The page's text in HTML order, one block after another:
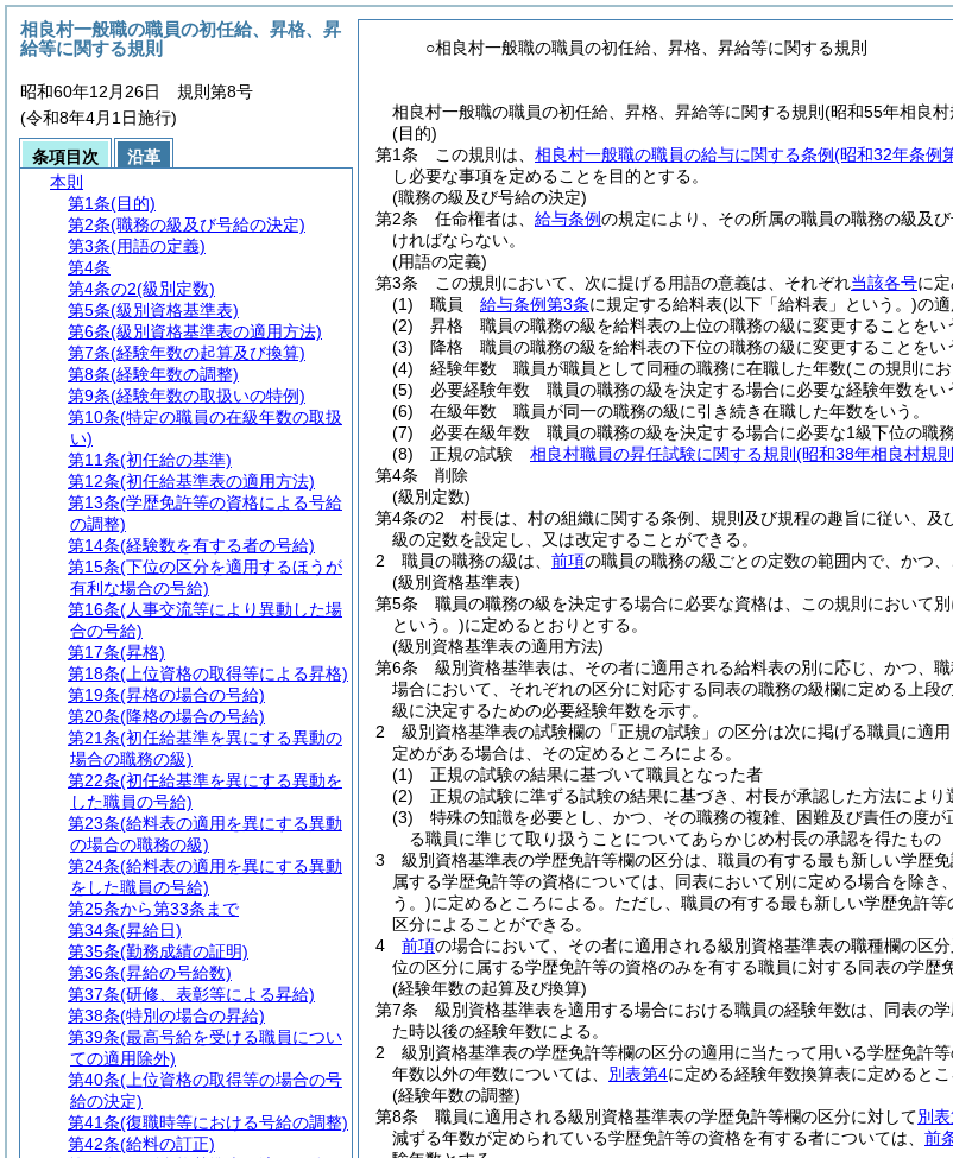
○相良村一般職の職員の初任給、昇格、昇給等に関する規則
相良村一般職の職員の初任給、昇格、昇給等に関する規則(昭和55年相良村
(目的)
第1条
この規則は、 相良村一般職の職員の給与に関する条例(昭和32年条例
し必要な事項を定めることを目的とする。
(職務の級及び号給の決定)
第2条
任命権者は、 給与条例の規定により、その所属の職員の職務の級及
ければならない。
(用語の定義)
第3条
この規則において、次に提げる用語の意義は、それぞれ当該各号に
(1)
職員 給与条例第3条に規定する給料表(以下「給料表」という。)の適
(2)
昇格 職員の職務の級を給料表の上位の職務の級に変更することをい
(3)
降格 職員の職務の級を給料表の下位の職務の級に変更することをい
(4)
経験年数 職員が職員として同種の職務に在職した年数(この規則に
(5)
必要経験年数 職員の職務の級を決定する場合に必要な経験年数をい
(6)
在級年数 職員が同一の職務の級に引き続き在職した年数をいう。
(7)
必要在級年数 職員の職務の級を決定する場合に必要な1級下位の職
(8)
正規の試験 相良村職員の昇任試験に関する規則 (昭和38年相良村規
第4条
削除
(級別定数)
第4条の2
村長は、村の組織に関する条例、規則及び規程の趣旨に従い、及
級の定数を設定し、又は改定することができる。
2
職員の職務の級は、 前項の職員の職務の級ごとの定数の範囲内で、かつ
(級別資格基準表)
第5条
職員の職務の級を決定する場合に必要な資格は、この規則において別
という。)に定めるとおりとする。
(級別資格基準表の適用方法)
第6条
級別資格基準表は、その者に適用される給料表の別に応じ、かつ、
場合において、それぞれの区分に対応する同表の職務の級欄に定める上
級に決定するための必要経験年数を示す。
2
級別資格基準表の試験欄の「正規の試験」の区分は次に掲げる職員に適
定めがある場合は、その定めるところによる。
(1)
正規の試験の結果に基づいて職員となった者
(2)
正規の試験に準ずる試験の結果に基づき、村長が承認した方法によ
(3)
特殊の知識を必要とし、かつ、その職務の複雑、困難及び責任の度
る職員に準じて取り扱うことについてあらかじめ村長の承認を得たもの
3
級別資格基準表の学歴免許等欄の区分は、職員の有する最も新しい学歴
属する学歴免許等の資格については、同表において別に定める場合を除き、
う。)に定めるところによる。 ただし、職員の有する最も新しい学歴免許
区分によることができる。
4
前項の場合において、その者に適用される級別資格基準表の職種欄の区
位の区分に属する学歴免許等の資格のみを有する職員に対する同表の学歴
(経験年数の起算及び換算)
第7条
級別資格基準表を適用する場合における職員の経験年数は、同表の
た時以後の経験年数による。
2
級別資格基準表の学歴免許等欄の区分の適用に当たって用いる学歴免許
年数以外の年数については、 別表第4に定める経験年数換算表に定めると
(経験年数の調整)
第8条
職員に適用される級別資格基準表の学歴免許等欄の区分に対して別
減ずる年数が定められている学歴免許等の資格を有する者については、 前
相良村一般職の職員の初任給、昇格、昇
給等に関する規則
昭和60年12月26日 規則第8号
(令和8年4月1日施行)
条項目次
沿革
本則
第1条(目的)
第2条(職務の級及び号給の決定)
第3条(用語の定義)
第4条
第4条の2(級別定数)
第5条(級別資格基準表)
第6条(級別資格基準表の適用方法)
第7条(経験年数の起算及び換算)
第8条(経験年数の調整)
第9条(経験年数の取扱いの特例)
第10条(特定の職員の在級年数の取扱
い)
第11条(初任給の基準)
第12条(初任給基準表の適用方法)
第13条(学歴免許等の資格による号給
の調整)
第14条(経験数を有する者の号給)
第15条(下位の区分を適用するほうが
有利な場合の号給)
第16条(人事交流等により異動した場
合の号給)
第17条(昇格)
第18条(上位資格の取得等による昇格)
第19条(昇格の場合の号給)
第20条(降格の場合の号給)
第21条(初任給基準を異にする異動の
場合の職務の級)
第22条(初任給基準を異にする異動を
した職員の号給)
第23条(給料表の適用を異にする異動
の場合の職務の級)
第24条(給料表の適用を異にする異動
をした職員の号給)
第25条から第33条まで
第34条(昇給日)
第35条(勤務成績の証明)
第36条(昇給の号給数)
第37条(研修、表彰等による昇給)
第38条(特別の場合の昇給)
第39条(最高号給を受ける職員につい
ての適用除外)
第40条(上位資格の取得等の場合の号
給の決定)
第41条(復職時等における号給の調整)
第42条(給料の訂正)